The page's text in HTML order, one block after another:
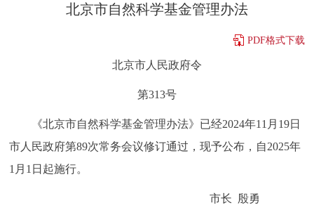
法人服务
利企服务
中介服务 阳光政务
政民互动
北京市自然科学基金管理办法
PDF格式下载
北京市人民政府令
第313号
《北京市自然科学基金管理办法》已经2024年11月19日
市人民政府第89次常务会议修订通过，现予公布，自2025年
1月1日起施行。
市长 殷勇